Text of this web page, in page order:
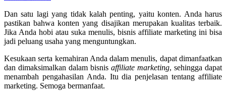
Dan satu lagi yang tidak kalah penting, yaitu konten. Anda harus
pastikan bahwa konten yang disajikan merupakan kualitas terbaik.
Jika Anda hobi atau suka menulis, bisnis affiliate marketing ini bisa
jadi peluang usaha yang menguntungkan.
Kesukaan serta kemahiran Anda dalam menulis, dapat dimanfaatkan
dan dimaksimalkan dalam bisnis affiliate marketing, sehingga dapat
menambah pengahasilan Anda. Itu dia penjelasan tentang affiliate
marketing. Semoga bermanfaat.